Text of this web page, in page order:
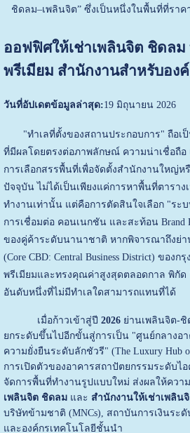
ชิดลม–เพลินจิต” ซึ่งเป็นหนึ่งในพื้นที่ที่ราค
ออฟฟิศให้เช่าเพลินจิต ชิดลม
พรีเมียม สำนักงานสำหรับอง
วันที่อัปเดตข้อมูลล่าสุด:19 มิถุนายน 2026
"ทำเลที่ตั้งของสถานประกอบการ" ถือเ
ที่มีผลโดยตรงต่อภาพลักษณ์ ความน่าเชื่อถือ
การเลือกสรรพื้นที่เพื่อจัดตั้งสำนักงานใหญ่
ปัจจุบัน ไม่ได้เป็นเพียงแค่การหาพื้นที่ตาราง
ทำงานเท่านั้น แต่คือการตัดสินใจเลือก "ระ
การเชื่อมต่อ คอนเนกชัน และสะท้อน Brand
ของคู่ค้าระดับนานาชาติ หากพิจารณาถึงย่า
(Core CBD: Central Business District) ของ
พรีเมียมและทรงคุณค่าสูงสุดตลอดกาล พิกัด
อันดับหนึ่งที่ไม่มีทำเลใดสามารถแทนที่ได้
เมื่อก้าวเข้าสู่ปี 2026ย่านเพลินจิต-ชิ
ยกระดับขึ้นไปอีกขั้นสู่การเป็น "ศูนย์กลางอ
ความยั่งยืนระดับลักชัวรี" (The Luxury Hub
การเปิดตัวของอาคารสถาปัตยกรรมระดับไ
จัดการพื้นที่ทำงานรูปแบบใหม่ ส่งผลให้ควา
เพลินจิต ชิดลมและ สำนักงานให้เช่าเพลิน
บริษัทข้ามชาติ (MNCs), สถาบันการเงินระ
และองค์กรเทคโนโลยีชั้นนำ